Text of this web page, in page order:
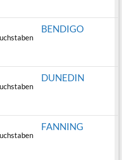
BENDIGO
DUNEDIN
FANNING